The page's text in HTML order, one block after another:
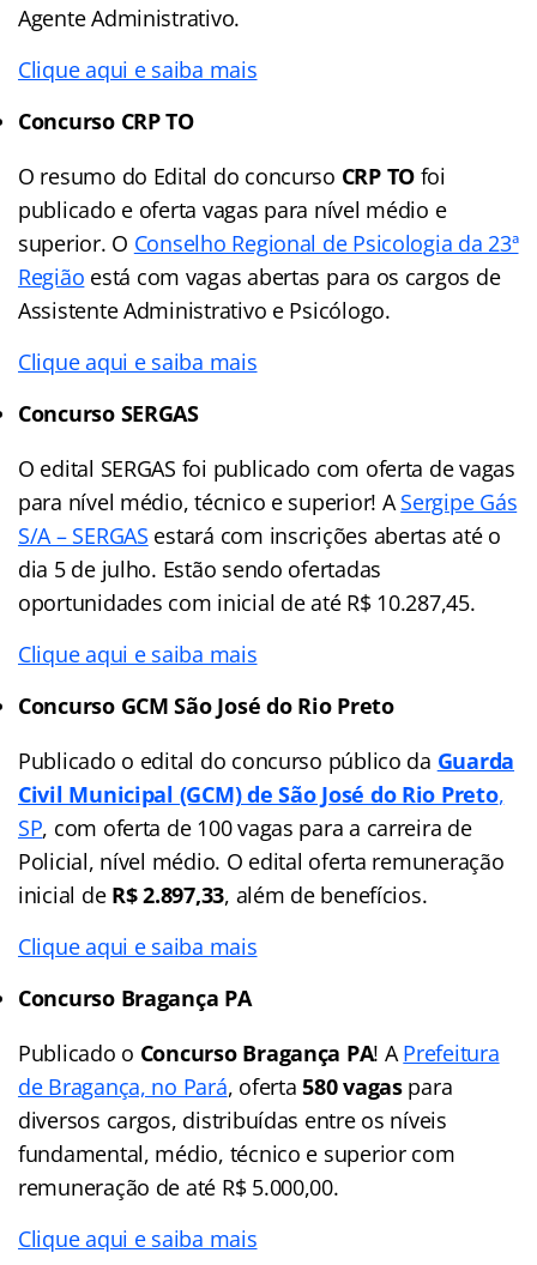
Agente Administrativo.
Clique aqui e saiba mais
Concurso CRP TO
O resumo do Edital do concurso CRP TO foi
publicado e oferta vagas para nível médio e
superior. O Conselho Regional de Psicologia da 23ª
Região está com vagas abertas para os cargos de
Assistente Administrativo e Psicólogo.
Clique aqui e saiba mais
Concurso SERGAS
O edital SERGAS foi publicado com oferta de vagas
para nível médio, técnico e superior! ASergipe Gás
S/A – SERGAS estará com inscrições abertas até o
dia 5 de julho. Estão sendo ofertadas
oportunidades com inicial de até R$ 10.287,45.
Clique aqui e saiba mais
Concurso GCM São José do Rio Preto
Publicado o edital do concurso público da Guarda
Civil Municipal (GCM) de São José do Rio Preto,
SP, com oferta de 100 vagas para a carreira de
Policial, nível médio. O edital oferta remuneração
inicial de R$ 2.897,33, além de benefícios.
Clique aqui e saiba mais
Concurso Bragança PA
Publicado o Concurso Bragança PA! APrefeitura
de Bragança, no Pará, oferta580 vagaspara
diversos cargos, distribuídas entre os níveis
fundamental, médio, técnico e superior com
remuneração de até R$ 5.000,00.
Clique aqui e saiba mais